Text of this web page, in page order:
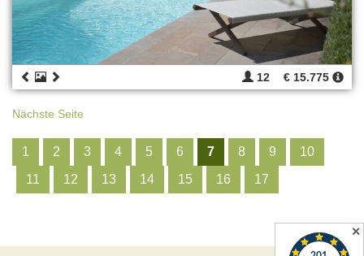
12 € 15.775
Nächste Seite
1 2 3 4 5 6 7 8 9
10
11
12 13 14 15 16 17
✕